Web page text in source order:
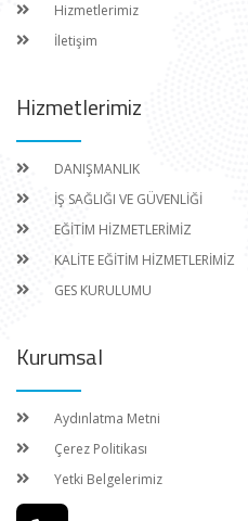
Hizmetlerimiz
İletişim
Hizmetlerimiz
DANIŞMANLIK
İŞ SAĞLIĞI VE GÜVENLİĞİ
EĞİTİM HİZMETLERİMİZ
KALİTE EĞİTİM HİZMETLERİMİZ
GES KURULUMU
Kurumsal
Aydınlatma Metni
Çerez Politikası
Yetki Belgelerimiz